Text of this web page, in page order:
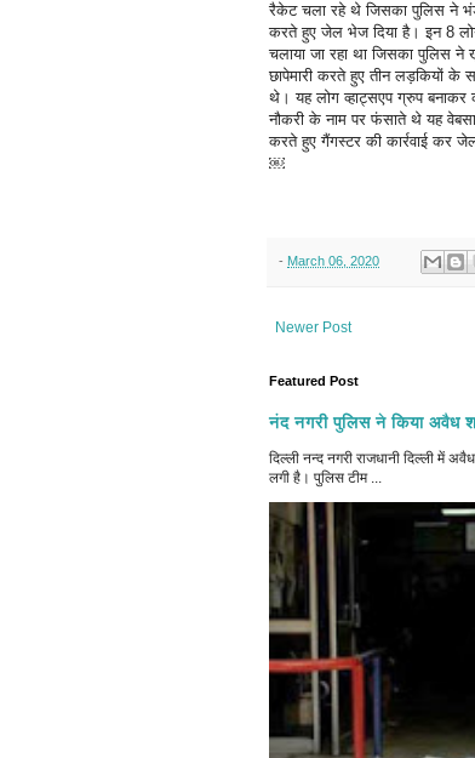
रैकेट चला रहे थे जिसका पुलिस ने
करते हुए जेल भेज दिया है। इन 8
चलाया जा रहा था जिसका पुलिस
छापेमारी करते हुए तीन लड़कियों के
थे। यह लोग व्हाट्सएप ग्रुप
नौकरी के नाम पर फंसाते थे यह
करते हुए गैंगस्टर की कार्रवाई कर
￼
- March 06, 2020
Newer Post
Featured Post
नंद नगरी पुलिस ने किया अवैध
दिल्ली नन्द नगरी राजधानी दिल्ली में
लगी है। पुलिस टीम ...